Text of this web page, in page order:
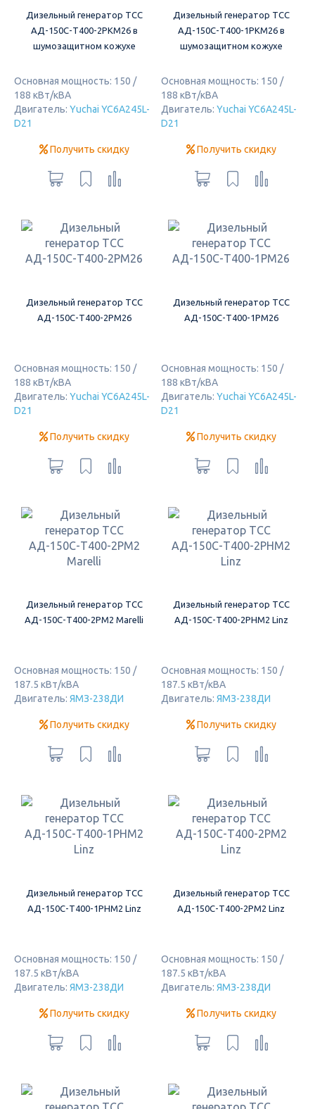
Дизельный генератор ТСС
АД-150С-Т400-2РКМ26 в
шумозащитном кожухе
Основная мощность: 150 /
188 кВт/кВА
Двигатель: Yuchai YC6A245L-
D21
Получить скидку
Дизельный генератор ТСС
АД-150С-Т400-1РКМ26 в
шумозащитном кожухе
Основная мощность: 150 /
188 кВт/кВА
Двигатель: Yuchai YC6A245L-
D21
Получить скидку
Дизельный генератор ТСС
АД-150С-Т400-2РМ26
Основная мощность: 150 /
188 кВт/кВА
Двигатель: Yuchai YC6A245L-
D21
Получить скидку
Дизельный генератор ТСС
АД-150С-Т400-1РМ26
Основная мощность: 150 /
188 кВт/кВА
Двигатель: Yuchai YC6A245L-
D21
Получить скидку
Дизельный генератор ТСС
АД-150С-Т400-2РМ2 Marelli
Основная мощность: 150 /
187.5 кВт/кВА
Двигатель: ЯМЗ-238ДИ
Получить скидку
Дизельный генератор ТСС
АД-150С-Т400-2РНМ2 Linz
Основная мощность: 150 /
187.5 кВт/кВА
Двигатель: ЯМЗ-238ДИ
Получить скидку
Дизельный генератор ТСС
АД-150С-Т400-1РНМ2 Linz
Основная мощность: 150 /
187.5 кВт/кВА
Двигатель: ЯМЗ-238ДИ
Получить скидку
Дизельный генератор ТСС
АД-150С-Т400-2РМ2 Linz
Основная мощность: 150 /
187.5 кВт/кВА
Двигатель: ЯМЗ-238ДИ
Получить скидку